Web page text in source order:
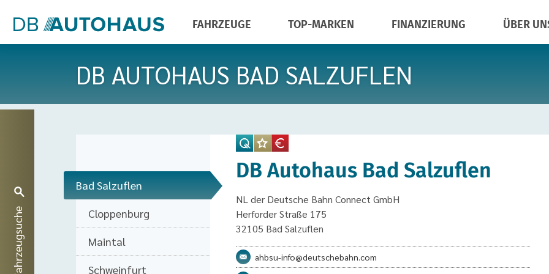
FAHRZEUGE TOP-MARKEN FINANZIERUNG ÜBER
Fahrzeugsuche
DB AUTOHAUS BAD SALZUFLEN
Bad Salzuflen
Cloppenburg
Maintal
Schweinfurt
DB Autohaus Bad Salzuflen
NL der Deutsche Bahn Connect GmbH
Herforder Straße 175
32105 Bad Salzuflen
ahbsu-info@deutschebahn.com